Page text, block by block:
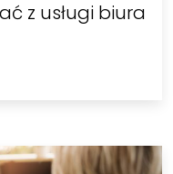
z usługi biura